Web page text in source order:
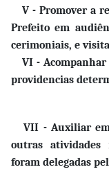
V -Promover a
Prefeito em
cerimoniais, e
VI -Acompanhar
providencias
VII -Auxiliar em
outras atividades
foram delegadas